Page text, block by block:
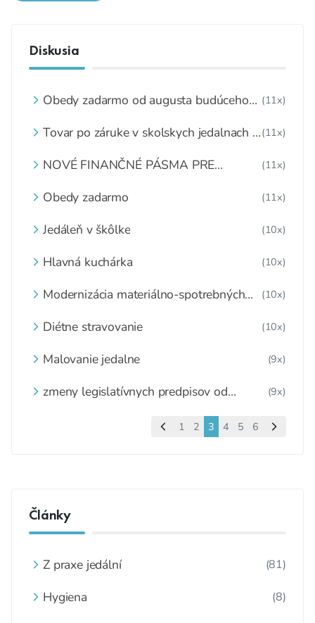
Diskusia
Obedy zadarmo od augusta budúceho
(11x)
Tovar po záruke v skolskych jedalnach v
súvisiacich s Covid-19,??Čo s ním??
tovar nespotrebovaný,čo s ním??
(11x)
NOVÉ FINANČNÉ PÁSMA PRE
(11x)
Obedy zadarmo (11x)
Jedáleň v škôlke (10x)
Hlavná kuchárka (10x)
Modernizácia materiálno-spotrebných
(10x)
Diétne stravovanie (10x)
Malovanie jedalne (9x)
zmeny legislatívnych predpisov od
(9x)
1 2 3 4 5 6
Články
Z praxe jedální (81)
Hygiena (8)